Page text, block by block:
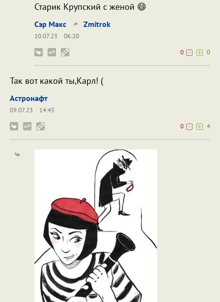
Старик Крупский с женой 😄
Сэр Макс Zmitrok
10.07.23
06:20
0
0
Так вот какой ты,Карл! (
Астронафт
09.07.23
14:45
0
4